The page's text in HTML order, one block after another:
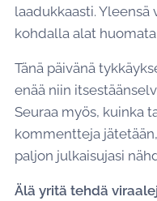
laadukkaasti.
kohdalla alat
Tänä päivänä
enää niin
Seuraa myös, kuinka
kommentteja
paljon julkaisujasi
Älä yritä tehdä